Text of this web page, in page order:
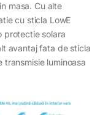
masa. Cu alte
cu sticla LowE
protectie solara
avantaj fata de sticla
luminoasa